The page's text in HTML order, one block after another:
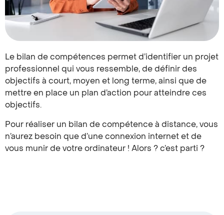
Le bilan de compétences permet d’identifier un projet
professionnel qui vous ressemble, de définir des
objectifs à court, moyen et long terme, ainsi que de
mettre en place un plan d’action pour atteindre ces
objectifs.
Pour réaliser un bilan de compétence à distance, vous
n’aurez besoin que d’une connexion internet et de
vous munir de votre ordinateur ! Alors ? c’est parti ?